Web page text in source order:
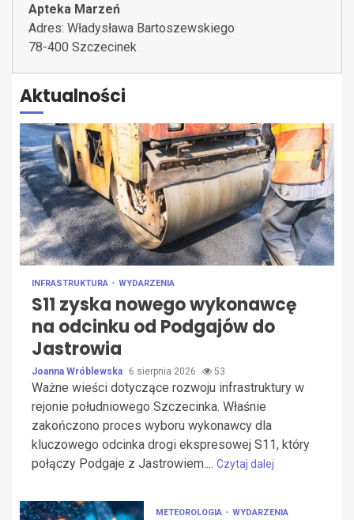
Apteka Marzeń
Adres: Władysława Bartoszewskiego
78-400 Szczecinek
Aktualności
INFRASTRUKTURA WYDARZENIA
S11 zyska nowego wykonawcę
na odcinku od Podgajów do
Jastrowia
Joanna Wróblewska 6 sierpnia 2026 53
Ważne wieści dotyczące rozwoju infrastruktury w
rejonie południowego Szczecinka. Właśnie
zakończono proces wyboru wykonawcy dla
kluczowego odcinka drogi ekspresowej S11, który
połączy Podgaje z Jastrowiem.... Czytaj dalej
METEOROLOGIA WYDARZENIA